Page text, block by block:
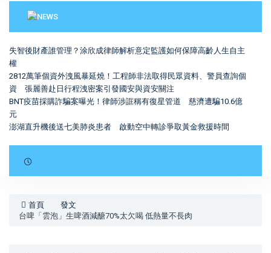
失智後財產誰管理？涂欣成律師解析意定監護如何保障高齡人生自主
權
2812萬筆個資外洩風暴延燒！工程師非法取得民眾資料、警員查詢個
資 張麗善赴日行程洩密案引發國安與資安關注
BNT疫苗採購詐騙案曝光！律師涉誆稱有復星管道 慈濟遭騙10.6億
元
澎湖直升機後送七美肺炎患者 啟動空中轉診爭取黃金救援時間
首頁
發文
台啤「雲泡」生啤酒減醣70%太欠喝 低熱量不長肉